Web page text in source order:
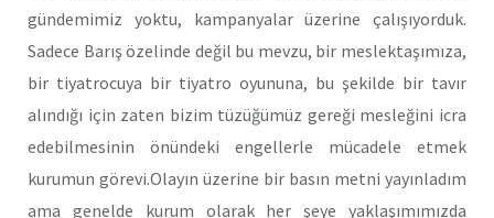
gündemimiz yoktu, kampanyalar üzerine çalışıyorduk.
Sadece Barış özelinde değil bu mevzu, bir meslektaşımıza,
bir tiyatrocuya bir tiyatro oyununa, bu şekilde bir tavır
alındığı için zaten bizim tüzüğümüz gereği mesleğini icra
edebilmesinin önündeki engellerle mücadele etmek
kurumun görevi.Olayın üzerine bir basın metni yayınladım
ama genelde kurum olarak her şeye yaklaşımımızda